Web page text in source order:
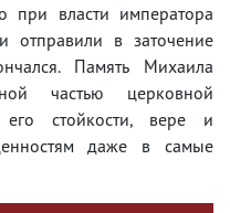
при власти императора
отправили в заточение
Память Михаила
частью церковной
его стойкости, вере и
даже в самые